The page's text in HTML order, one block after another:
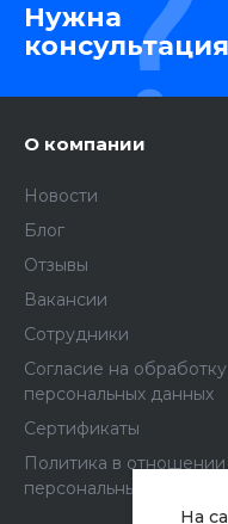
На
Нужна
О компании
Новости
Блог
Отзывы
Вакансии
Сотрудники
Согласие на обработку
персональных данных
Сертификаты
Политика в
персональных данных